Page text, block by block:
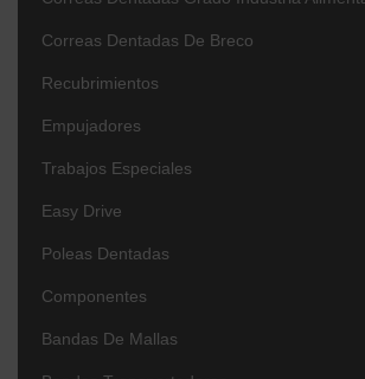
Correas Dentadas De Breco
Recubrimientos
Empujadores
Trabajos Especiales
Easy Drive
Poleas Dentadas
Componentes
Bandas De Mallas